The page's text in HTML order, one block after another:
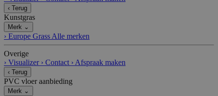
‹ Terug
Kunstgras
Merk ⌄
› Europe Grass Alle merken
Overige
› Visualizer › Contact › Afspraak maken
‹ Terug
PVC vloer aanbieding
Merk ⌄